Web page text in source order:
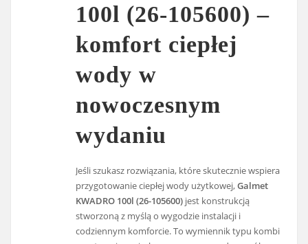
100l (26-105600) –
komfort ciepłej
wody w
nowoczesnym
wydaniu
Jeśli szukasz rozwiązania, które skutecznie wspiera
przygotowanie ciepłej wody użytkowej,Galmet
KWADRO 100l (26-105600) jest konstrukcją
stworzoną z myślą o wygodzie instalacji i
codziennym komforcie. To wymiennik typu kombi